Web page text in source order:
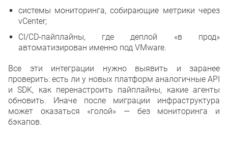
системы мониторинга, собирающие метрики через
vCenter;
CI/CD-пайплайны, где деплой «в прод»
автоматизирован именно под VMware.
Все эти интеграции нужно выявить и заранее
проверить: есть ли у новых платформ аналогичные API
и SDK, как перенастроить пайплайны, какие агенты
обновить. Иначе после миграции инфраструктура
может оказаться «голой» — без мониторинга и
бэкапов.